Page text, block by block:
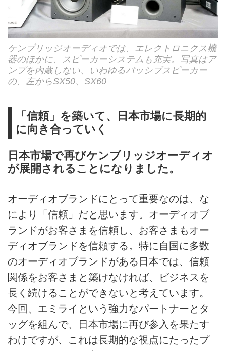
ケンブリッジオーディオでは、エレクトロニクス機
器のほかに、スピーカーシステムも充実。写真はア
ンプを内蔵しない、いわゆるパッシブスピーカー
の、左からSX50、SX60
「信頼」を築いて、日本市場に長期的
に向き合っていく
日本市場で再びケンブリッジオーディオ
が展開されることになりました。
オーディオブランドにとって重要なのは、な
により「信頼」だと思います。オーディオブ
ランドがお客さまを信頼し、お客さまもオー
ディオブランドを信頼する。特に自国に多数
のオーディオブランドがある日本では、信頼
関係をお客さまと築けなければ、ビジネスを
長く続けることができないと考えています。
今回、エミライという強力なパートナーとタ
ッグを組んで、日本市場に再び参入を果たす
わけですが、これは長期的な視点にたったプ